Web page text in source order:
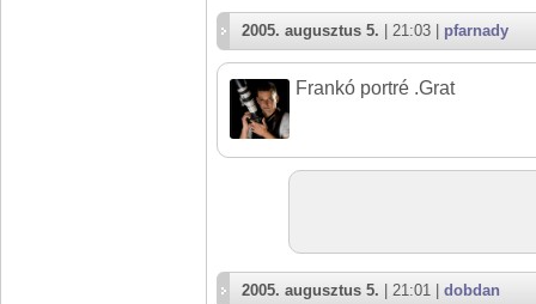
2005. augusztus 5. | 21:03 | pfarnady
Frankó portré .Grat
2005. augusztus 5. | 21:01 | dobdan